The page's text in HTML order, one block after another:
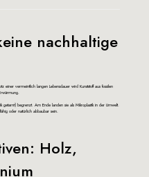
nachhaltige
einer vermeintlich langen Lebensdauer wird Kunststoff aus fossilen
getarnt) begrenzt. Am Ende landen sie als Mikroplastik in der Umwelt.
oder natürlich abbaubar sein.
Holz,